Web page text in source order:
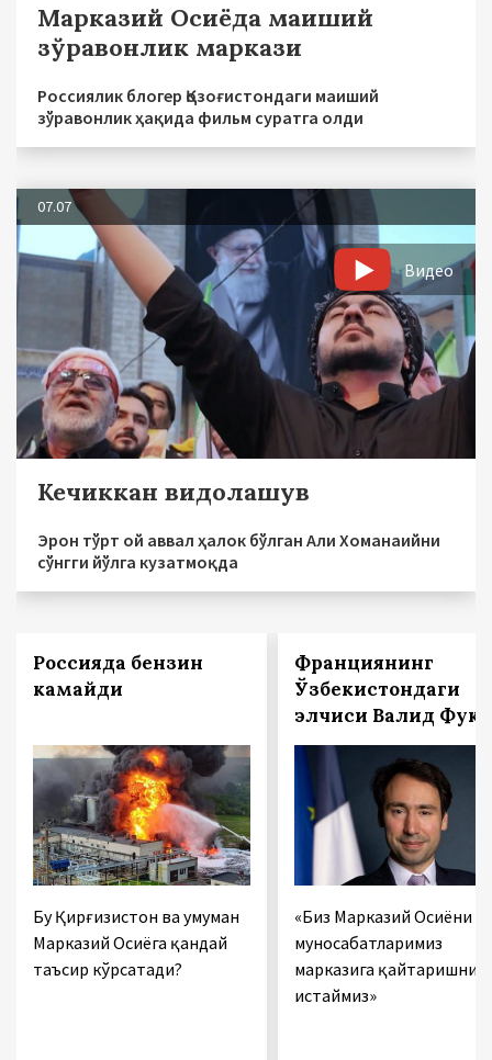
Марказий Осиёда маиший
зўравонлик маркази
Россиялик блогер Қозоғистондаги маиший
зўравонлик ҳақида фильм суратга олди
07.07
Видео
Кечиккан видолашув
Эрон тўрт ой аввал ҳалок бўлган Али Хоманаийни
сўнгги йўлга кузатмоқда
Россияда бензин
камайди
Бу Қирғизистон ва умуман
Марказий Осиёга қандай
таъсир кўрсатади?
Франциянинг
Ўзбекистондаги
элчиси Валид Фук:
«Биз Марказий Осиёни
муносабатларимиз
марказига қайтаришни
истаймиз»